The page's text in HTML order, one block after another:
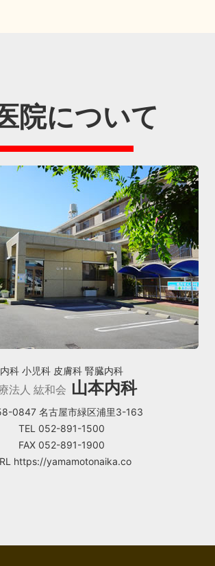
院について
内科 小児科 皮膚科 腎臓内科
法人 紘和会 山本内科
0847 名古屋市緑区浦里3-163
TEL 052-891-1500
FAX 052-891-1900
https://yamamotonaika.co